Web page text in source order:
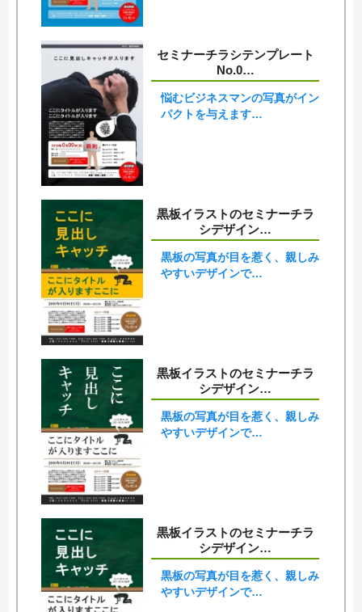
セミナーチラシテンプレート
No.0…
悩むビジネスマンの写真がイン
パクトを与えます…
黒板イラストのセミナーチラ
シデザイン…
黒板の写真が目を惹く、親しみ
やすいデザインで…
黒板イラストのセミナーチラ
シデザイン…
黒板の写真が目を惹く、親しみ
やすいデザインで…
黒板イラストのセミナーチラ
シデザイン…
黒板の写真が目を惹く、親しみ
やすいデザインで…